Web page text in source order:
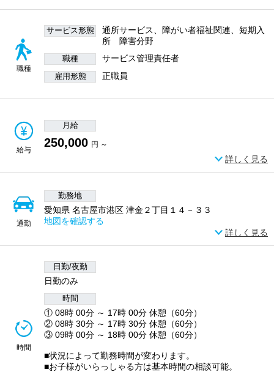
職種
サービス形態
通所サービス、障がい者福祉関連、短期入
所 障害分野
職種 サービス管理責任者
雇用形態 正職員
給与
月給
250,000 円 ～
詳しく見る
通勤
勤務地
愛知県 名古屋市港区 津金２丁目１４－３３
地図を確認する
詳しく見る
時間
日勤/夜勤
日勤のみ
時間
① 08時 00分 ～ 17時 00分 休憩（60分）
② 08時 30分 ～ 17時 30分 休憩（60分）
③ 09時 00分 ～ 18時 00分 休憩（60分）
■状況によって勤務時間が変わります。
■お子様がいらっしゃる方は基本時間の相談可能。